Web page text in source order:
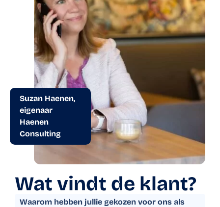
Suzan Haenen,
eigenaar
Haenen
Consulting
Wat vindt de klant?
Waarom hebben jullie gekozen voor ons als